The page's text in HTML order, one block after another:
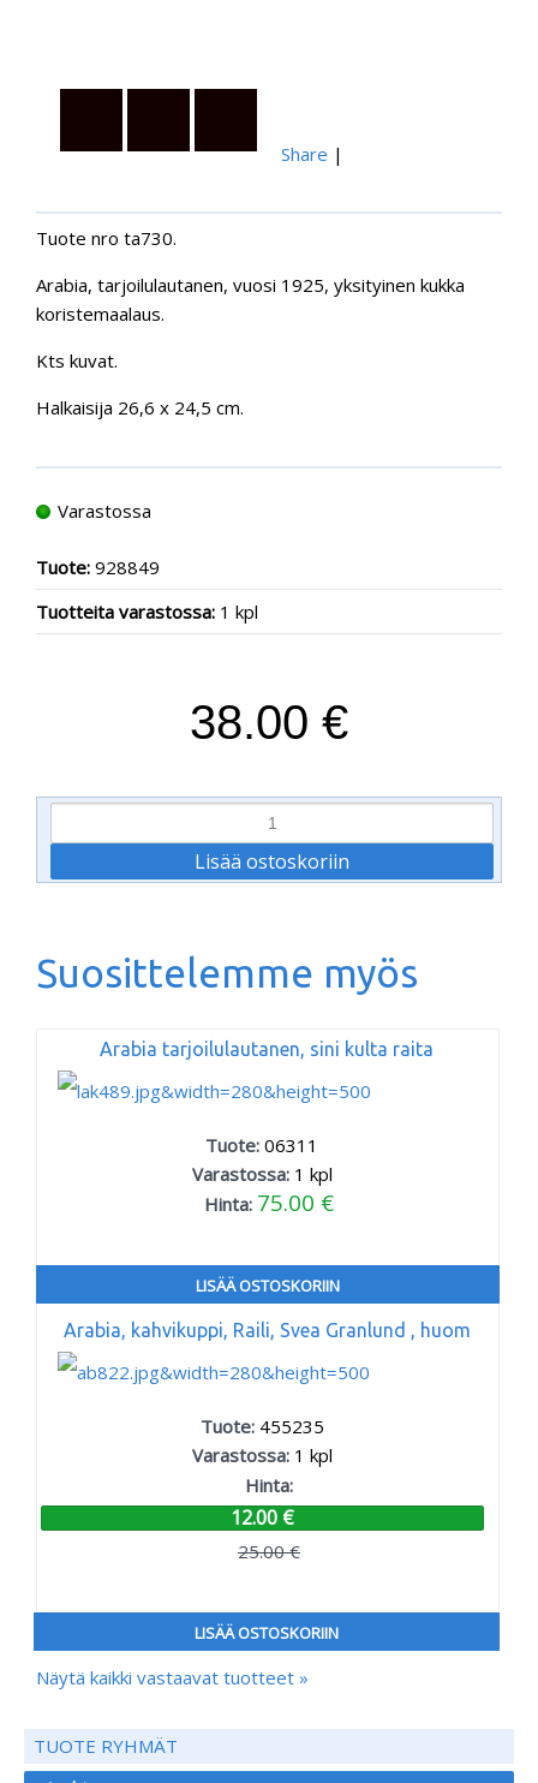
Share |
Tuote nro ta730.
Arabia, tarjoilulautanen, vuosi 1925, yksityinen kukka
koristemaalaus.
Kts kuvat.
Halkaisija 26,6 x 24,5 cm.
Varastossa
Tuote: 928849
Tuotteita varastossa: 1 kpl
38.00 €
Suosittelemme myös
Arabia tarjoilulautanen, sini kulta raita
Tuote:06311
Varastossa: 1 kpl
Hinta: 75.00 €
LISÄÄ OSTOSKORIIN
Arabia, kahvikuppi, Raili, Svea Granlund , huom
Tuote: 455235
Varastossa: 1 kpl
Hinta:
12.00 €
25.00 €
LISÄÄ OSTOSKORIIN
Näytä kaikki vastaavat tuotteet »
TUOTE RYHMÄT